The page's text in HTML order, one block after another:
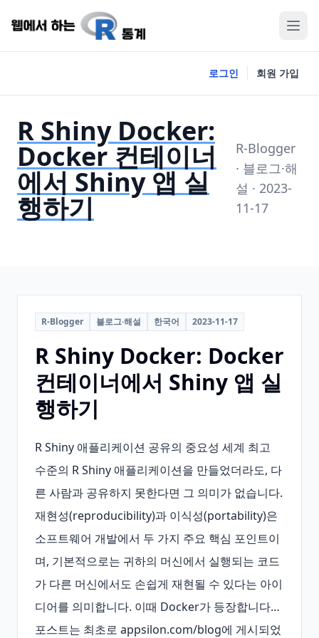
로그인 회원 가입
R Shiny Docker:
Docker 컨테이너
에서 Shiny 앱 실
행하기
R-Blogger
· 블로그·해
설 · 2023-
11-17
R-Blogger 블로그·해설 한국어 2023-11-17
R Shiny Docker: Docker
컨테이너에서 Shiny 앱 실
행하기
R Shiny 애플리케이션 공유의 중요성 세계 최고
수준의 R Shiny 애플리케이션을 만들었더라도, 다
른 사람과 공유하지 못한다면 그 의미가 없습니다.
재현성(reproducibility)과 이식성(portability)은
소프트웨어 개발에서 두 가지 주요 핵심 포인트이
며, 기본적으로는 귀하의 머신에서 실행되는 코드
가 다른 머신에서도 손쉽게 재현될 수 있다는 아이
디어를 의미합니다. 이때 Docker가 등장합니다…
포스트는 최초로 appsilon.com/blog에 게시되었